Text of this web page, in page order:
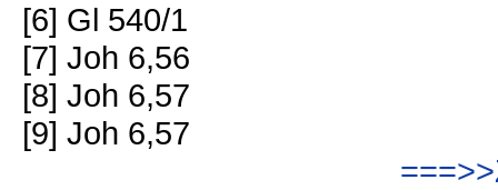
[6] Gl 540/1
[7] Joh 6,56
[8] Joh 6,57
[9] Joh 6,57